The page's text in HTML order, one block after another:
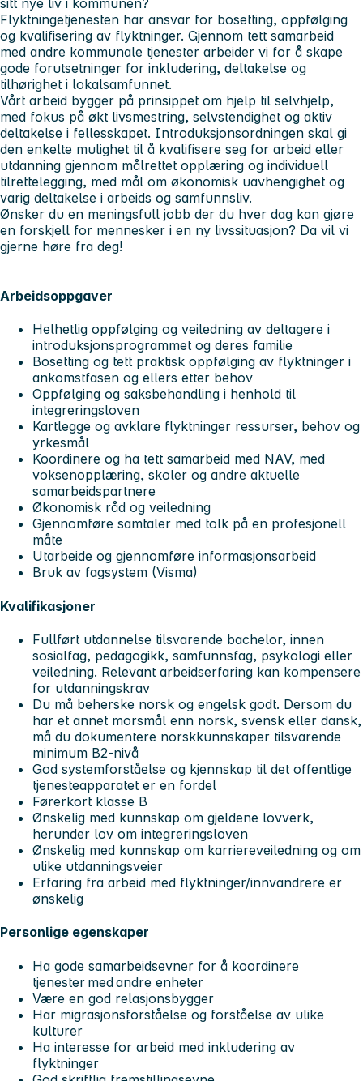
Flyktningetjenesten har ansvar for bosetting, oppfølging
og kvalifisering av flyktninger. Gjennom tett samarbeid
med andre kommunale tjenester arbeider vi for å skape
gode forutsetninger for inkludering, deltakelse og
tilhørighet i lokalsamfunnet.
Vårt arbeid bygger på prinsippet om hjelp til selvhjelp,
med fokus på økt livsmestring, selvstendighet og aktiv
deltakelse i fellesskapet. Introduksjonsordningen skal gi
den enkelte mulighet til å kvalifisere seg for arbeid eller
utdanning gjennom målrettet opplæring og individuell
tilrettelegging, med mål om økonomisk uavhengighet og
varig deltakelse i arbeids og samfunnsliv.
Ønsker du en meningsfull jobb der du hver dag kan gjøre
en forskjell for mennesker i en ny livssituasjon? Da vil vi
gjerne høre fra deg!
Arbeidsoppgaver
Helhetlig oppfølging og veiledning av deltagere i
introduksjonsprogrammet og deres familie
Bosetting og tett praktisk oppfølging av flyktninger i
ankomstfasen og ellers etter behov
Oppfølging og saksbehandling i henhold til
integreringsloven
Kartlegge og avklare flyktninger ressurser, behov og
yrkesmål
Koordinere og ha tett samarbeid med NAV, med
voksenopplæring, skoler og andre aktuelle
samarbeidspartnere
Økonomisk råd og veiledning
Gjennomføre samtaler med tolk på en profesjonell
måte
Utarbeide og gjennomføre informasjonsarbeid
Bruk av fagsystem (Visma)
Kvalifikasjoner
Fullført utdannelse tilsvarende bachelor, innen
sosialfag, pedagogikk, samfunnsfag, psykologi eller
veiledning. Relevant arbeidserfaring kan kompensere
for utdanningskrav
Du må beherske norsk og engelsk godt. Dersom du
har et annet morsmål enn norsk, svensk eller dansk,
må du dokumentere norskkunnskaper tilsvarende
minimum B2-nivå
God systemforståelse og kjennskap til det offentlige
tjenesteapparatet er en fordel
Førerkort klasse B
Ønskelig med kunnskap om gjeldene lovverk,
herunder lov om integreringsloven
Ønskelig med kunnskap om karriereveiledning og om
ulike utdanningsveier
Erfaring fra arbeid med flyktninger/innvandrere er
ønskelig
Personlige egenskaper
Ha gode samarbeidsevner for å koordinere
tjenester med andre enheter
Være en god relasjonsbygger
Har migrasjonsforståelse og forståelse av ulike
kulturer
Ha interesse for arbeid med inkludering av
flyktninger